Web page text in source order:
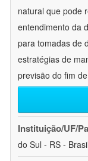
natural que pode
entendimento da
para tomadas de
estratégias de
previsão do fim
Instituição/UF/
do Sul - RS - Brasil